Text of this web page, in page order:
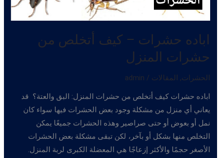
اباده حشرات – كيف أتخلص من
حشرات المنزل
الحشرات, المقالات /
admin
اباده حشرات كيف أتخلص من حشرات المنزل: البق والعتة؟ قد
يعاني أي منزل من مشكلة وجود بعض الحشرات فيها سواء كان
نمل أو بعوض أو حتى صراصير وهذه الحشرات جميعًا يمكن
التخلص منها بشكل أو بآخر، لكن تبقى مشكلة بعض الحشرات
الأصغر حجمًا والأكثر إزعاجًا هي المعضلة الكبرى لربة المنزل.